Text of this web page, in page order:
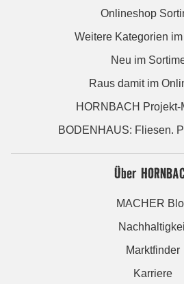
Onlineshop
Weitere Kategorien
Neu im
Raus damit im
HORNBACH Projekt-
BODENHAUS: Fliesen.
Über
MACHER
Marktfinder
Karriere